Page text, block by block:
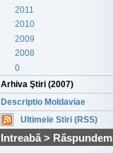
2011
2010
2009
2008
0
Arhiva Ştiri (2007)
Descriptio Moldaviae
Ultimele Stiri (RSS)
Intreabă > Răspundem